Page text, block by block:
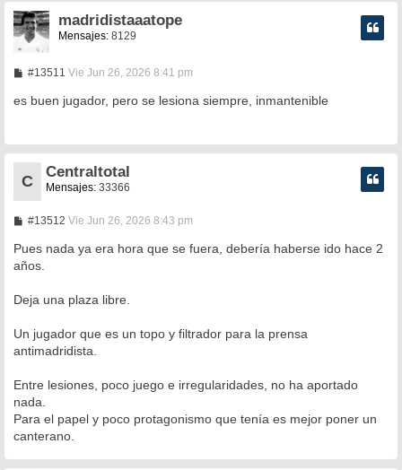
madridistaaatope
Mensajes: 8129
#13511 M
n
s
e
Vie Jun 26, 2026 8:41 pm
es buen jugador, pero se lesiona siempre, inmantenible
C
Centraltotal
Mensajes: 33366
#13512M
n
s
Vie Jun 26, 2026 8:43 pm
Pues nada ya era hora que se fuera, debería haberse ido hace 2
años.
Deja una plaza libre.
Un jugador que es un topo y filtrador para la prensa
antimadridista.
Entre lesiones, poco juego e irregularidades, no ha aportado
nada.
Para el papel y poco protagonismo que tenía es mejor poner un
canterano.